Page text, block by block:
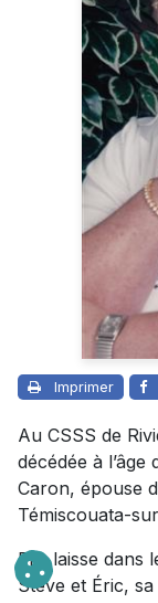
Imprimer
Au CSSS de
décédée à
Caron, épouse
Témiscouata-
Elle laisse dans
Steve et Éric,